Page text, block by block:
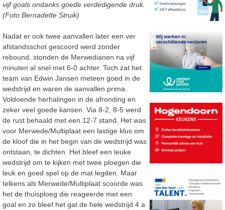
vijf goals ondanks goede verdedigende druk.
(Foto Bernadette Struik)
Nadat er ook twee aanvallen later een ver
afstandsschot gescoord werd zonder
rebound, stonden de Merwedianen na vijf
minuten al snel met 6-0 achter. Toch zat het
team van Edwin Jansen meteen goed in de
wedstrijd en waren de aanvallen prima.
Voldoende herhalingen in de afronding en
zeker veel goede kansen. Via 8-2, 8-5 werd
de rust behaald met een 12-7 stand. Het was
voor Merwede/Multiplaat een lastige klus om
de kloof die in het begin van de wedstrijd was
ontstaan, te dichten. Het bleef een leuke
wedstrijd om te kijken met twee ploegen die
leuk en goed spel op de mat legden. Maar
telkens als Merwede/Multiplaat scoorde was
het de thuisploeg die reageerde met een
goal en zo bleef het gat de hele wedstrijd 4 a